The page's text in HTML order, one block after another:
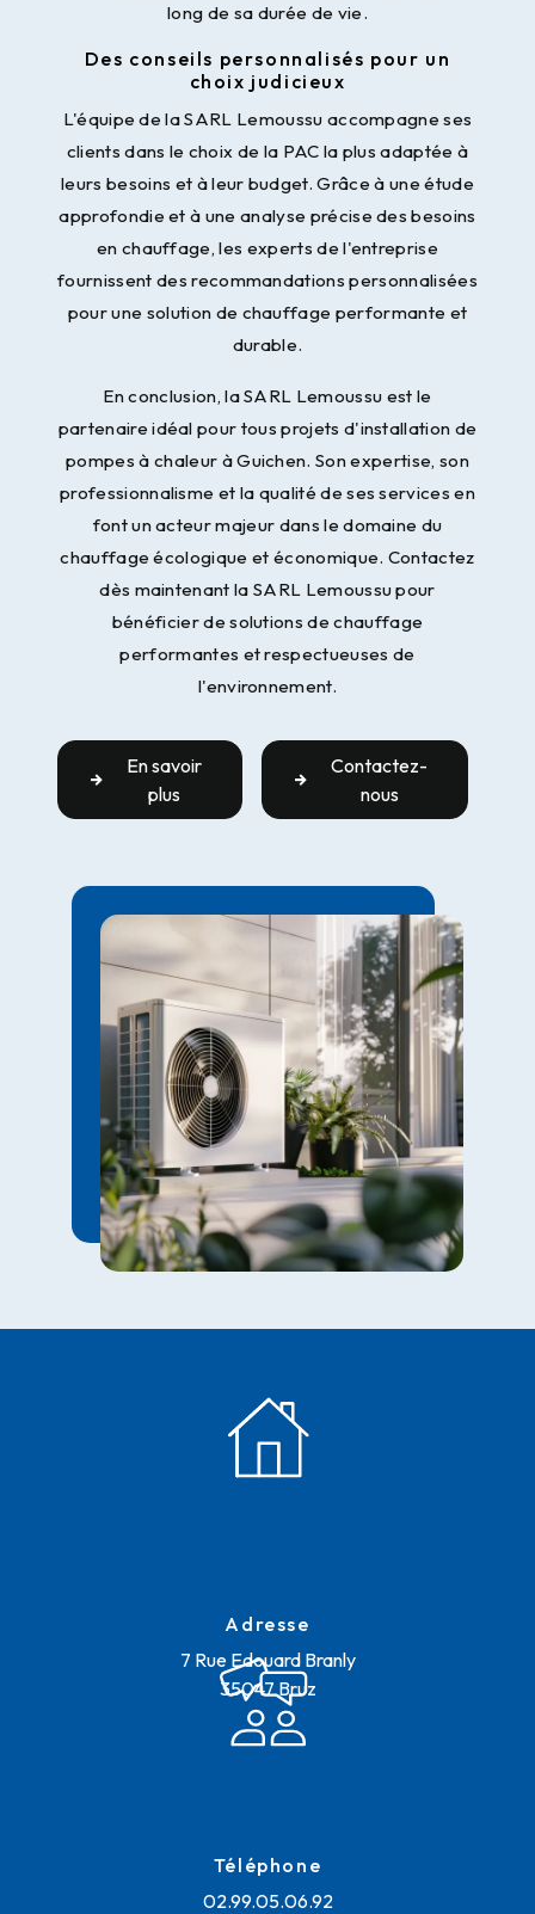
long de sa durée de vie.
Des conseils personnalisés pour un
choix judicieux
L'équipe de la SARL Lemoussu accompagne ses
clients dans le choix de la PAC la plus adaptée à
leurs besoins et à leur budget. Grâce à une étude
approfondie et à une analyse précise des besoins
en chauffage, les experts de l'entreprise
fournissent des recommandations personnalisées
pour une solution de chauffage performante et
durable.
En conclusion, la SARL Lemoussu est le
partenaire idéal pour tous projets d'installation de
pompes à chaleur à Guichen. Son expertise, son
professionnalisme et la qualité de ses services en
font un acteur majeur dans le domaine du
chauffage écologique et économique. Contactez
dès maintenant la SARL Lemoussu pour
bénéficier de solutions de chauffage
performantes et respectueuses de
l'environnement.
En savoir
plus
Contactez-
nous
Adresse
7 Rue Edouard Branly
35047 Bruz
Téléphone
02.99.05.06.92